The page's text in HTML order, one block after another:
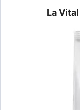
La